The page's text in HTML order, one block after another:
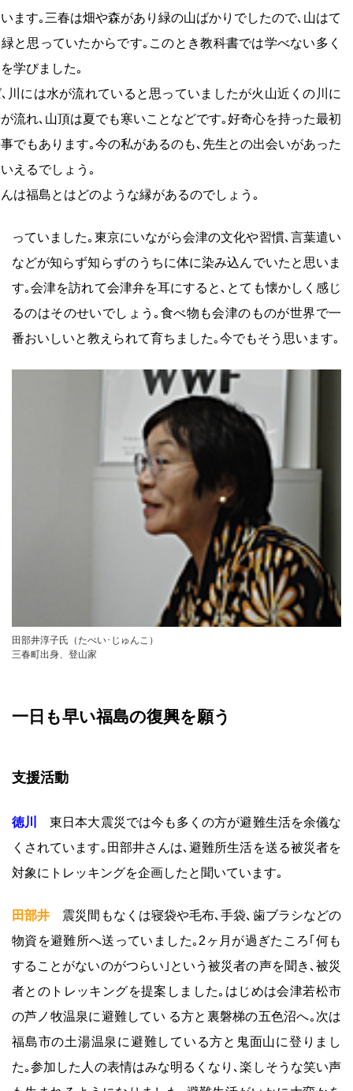
ます｡三春は畑や森があり緑の山ばかりでしたので､山はて
と思っていたからです｡このとき教科書では学べない多く
学びました｡
川には水が流れていると思っていましたが火山近くの川に
流れ､山頂は夏でも寒いことなどです｡好奇心を持った最初
でもあります｡今の私があるのも､先生との出会いがあった
えるでしょう｡
は福島とはどのような縁があるのでしょう｡
っていました｡東京にいながら会津の文化や習慣､言葉遣い
などが知らず知らずのうちに体に染み込んでいたと思いま
す｡会津を訪れて会津弁を耳にすると､とても懐かしく感じ
るのはそのせいでしょう｡食べ物も会津のものが世界で一
番おいしいと教えられて育ちました｡今でもそう思います｡
田部井淳子氏（たべい･じゅんこ）
三春町出身、登山家
一日も早い福島の復興を願う
支援活動
徳川
東日本大震災では今も多くの方が避難生活を余儀な
くされています｡田部井さんは､避難所生活を送る被災者を
対象にトレッキングを企画したと聞いています｡
田部井 震災間もなくは寝袋や毛布､手袋､歯ブラシなどの
物資を避難所へ送っていました｡2ヶ月が過ぎたころ｢何も
することがないのがつらい｣という被災者の声を聞き､被災
者とのトレッキングを提案しました｡はじめは会津若松市
の芦ノ牧温泉に避難してい る方と裏磐梯の五色沼へ｡次は
福島市の土湯温泉に避難している方と鬼面山に登りまし
た｡参加した人の表情はみな明るくなり､楽しそうな笑い声